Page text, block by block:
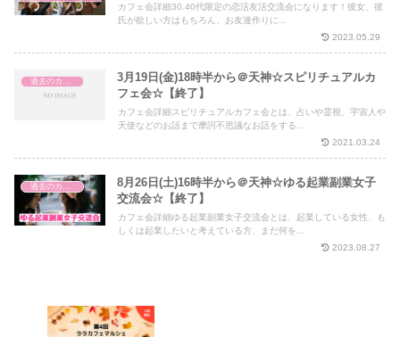
カフェ会詳細30.40代限定の恋活友活交流会になります！彼女、彼
氏が欲しい方はもちろん、お友達作りに...
2023.05.29
過去のカフェ会
3月19日(金)18時半から＠天神☆スピリチュアルカ
フェ会☆【終了】
カフェ会詳細スピリチュアルカフェ会とは、占いや霊視、宇宙人や
天使などのお話まで摩訶不思議なお話をする...
2021.03.24
8月26日(土)16時半から＠天神☆ゆる起業副業女子
交流会☆【終了】
カフェ会詳細ゆる起業副業女子交流会とは、起業している女性、も
しくは起業したいと考えている方、まだ何を...
2023.08.27